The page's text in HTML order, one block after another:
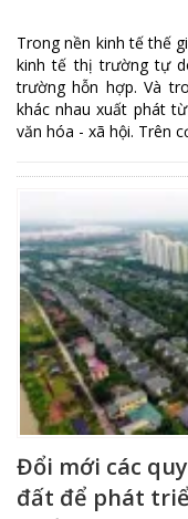
Trong nền kinh tế thế
kinh tế thị trường tự
trường hỗn hợp. Và
khác nhau xuất phát
văn hóa - xã hội. Trên
Đổi mới các
đất để phát